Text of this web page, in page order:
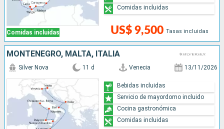
Comidas incluidas US$ 9,500 Tasas incluidas
Comidas incluidas
MONTENEGRO, MALTA, ITALIA
Silver Nova 11 d Venecia 13/11/2026
Bebidas incluidas
Servicio de mayordomo incluido
Cocina gastronómica
Comidas incluidas